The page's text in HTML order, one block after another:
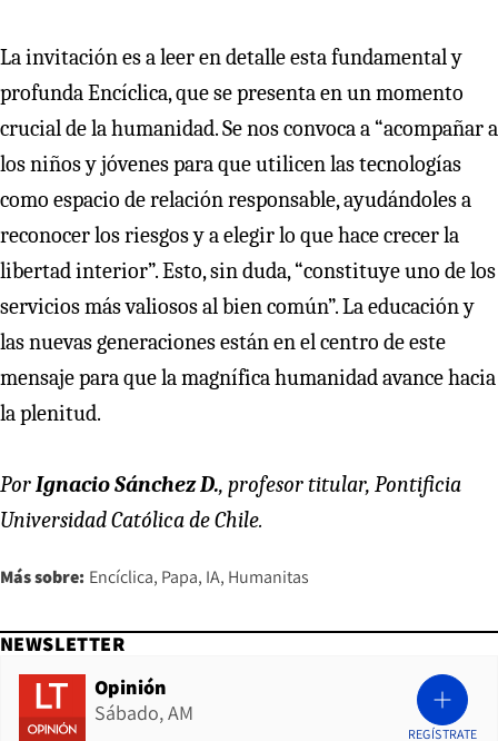
La invitación es a leer en detalle esta fundamental y
profunda Encíclica, que se presenta en un momento
crucial de la humanidad. Se nos convoca a “acompañar a
los niños y jóvenes para que utilicen las tecnologías
como espacio de relación responsable, ayudándoles a
reconocer los riesgos y a elegir lo que hace crecer la
libertad interior”. Esto, sin duda, “constituye uno de los
servicios más valiosos al bien común”. La educación y
las nuevas generaciones están en el centro de este
mensaje para que la magnífica humanidad avance hacia
la plenitud.
PorIgnacio Sánchez D., profesor titular, Pontificia
Universidad Católica de Chile.
Más sobre: Encíclica Papa IA Humanitas
NEWSLETTER
Opinión
Sábado, AM
REGÍSTRATE